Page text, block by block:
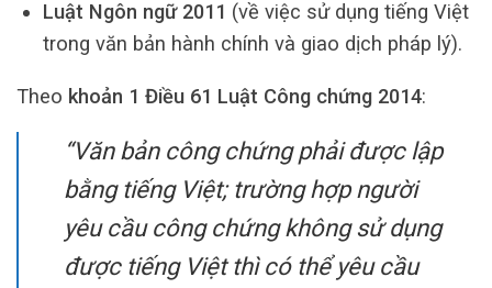
Luật Ngôn ngữ 2011 (về việc sử dụng tiếng Việt
trong văn bản hành chính và giao dịch pháp lý).
Theo khoản 1 Điều 61 Luật Công chứng 2014:
“Văn bản công chứng phải được lập
bằng tiếng Việt; trường hợp người
yêu cầu công chứng không sử dụng
được tiếng Việt thì có thể yêu cầu